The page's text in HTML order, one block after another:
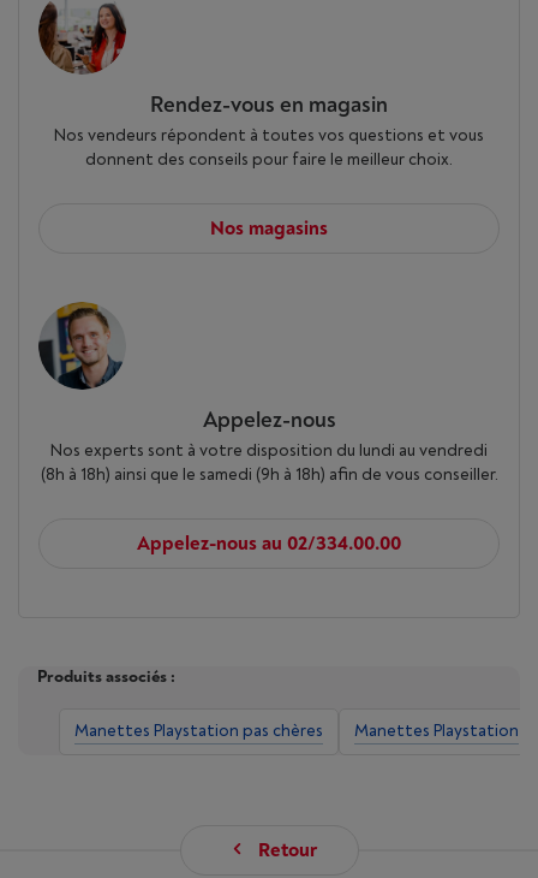
Rendez-vous en magasin
Nos vendeurs répondent à toutes vos questions et vous
donnent des conseils pour faire le meilleur choix.
Nos magasins
Appelez-nous
Nos experts sont à votre disposition du lundi au vendredi
(8h à 18h) ainsi que le samedi (9h à 18h) afin de vous conseiller.
Appelez-nous au 02/334.00.00
Produits associés :
Manettes Playstation pas chères Manettes Playstation
Retour